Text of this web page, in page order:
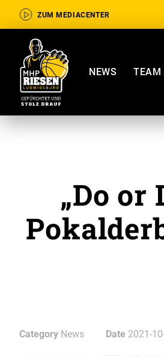
ZUM MEDIACENTER
NEWS TEAM
„Do or
Category News Date 2021-